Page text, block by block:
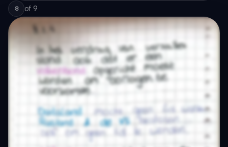
8 of 9